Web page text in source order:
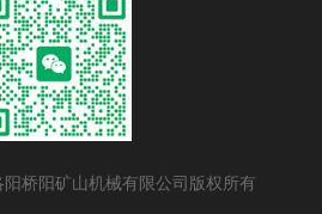
桥阳矿山机械有限公司版权所有